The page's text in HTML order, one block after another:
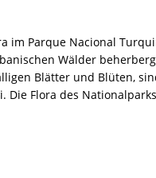
im Parque Nacional
Wälder
Blätter und Blüten,
Flora des